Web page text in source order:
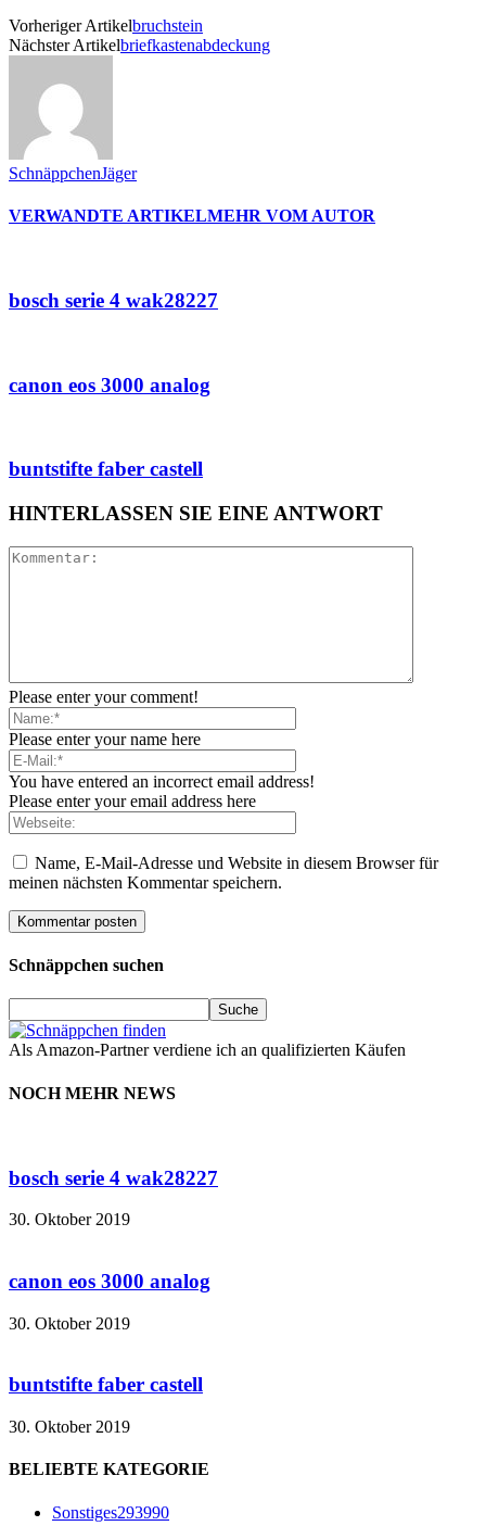
Vorheriger Artikelbruchstein
Nächster Artikelbriefkastenabdeckung
SchnäppchenJäger
VERWANDTE ARTIKELMEHR VOM AUTOR
bosch serie 4 wak28227
canon eos 3000 analog
buntstifte faber castell
HINTERLASSEN SIE EINE ANTWORT
Please enter your comment!
Please enter your name here
You have entered an incorrect email address!
Please enter your email address here
Name, E-Mail-Adresse und Website in diesem Browser für
meinen nächsten Kommentar speichern.
Schnäppchen suchen
Als Amazon-Partner verdiene ich an qualifizierten Käufen
NOCH MEHR NEWS
bosch serie 4 wak28227
30. Oktober 2019
canon eos 3000 analog
30. Oktober 2019
buntstifte faber castell
30. Oktober 2019
BELIEBTE KATEGORIE
Sonstiges293990